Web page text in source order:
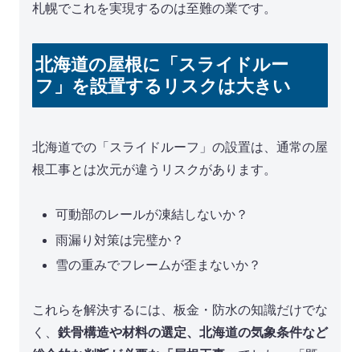
札幌でこれを実現するのは至難の業です。
北海道の屋根に「スライドルー
フ」を設置するリスクは大きい
北海道での「スライドルーフ」の設置は、通常の屋
根工事とは次元が違うリスクがあります。
可動部のレールが凍結しないか？
雨漏り対策は完璧か？
雪の重みでフレームが歪まないか？
これらを解決するには、板金・防水の知識だけでな
く、 鉄骨構造や材料の選定、北海道の気象条件など